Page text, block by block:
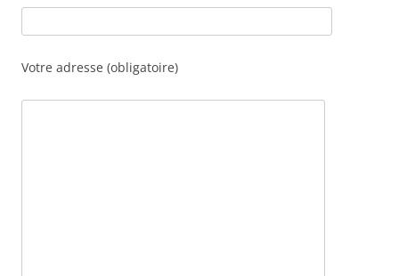
Votre adresse (obligatoire)